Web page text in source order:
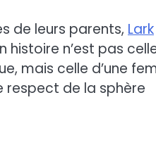
de leurs parents, Lark
n’est pas
mais celle d’une
respect de la sphère